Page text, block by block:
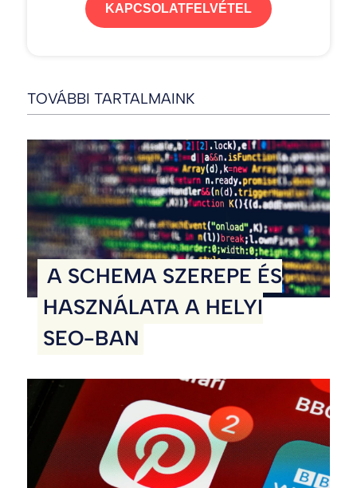
KAPCSOLATFELVÉTEL
TOVÁBBI TARTALMAINK
A SCHEMA SZEREPE ÉS
HASZNÁLATA A HELYI
SEO-BAN